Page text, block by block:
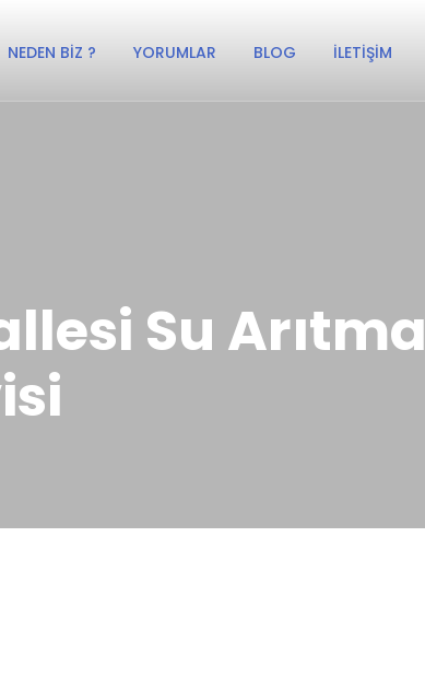
NEDEN BIZ ? YORUMLAR BLOG İLETIŞIM
Su Arıtma